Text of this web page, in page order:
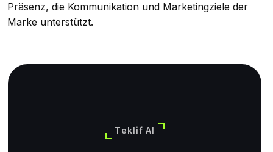
Präsenz, die Kommunikation und Marketingziele der
Marke unterstützt.
Teklif Al